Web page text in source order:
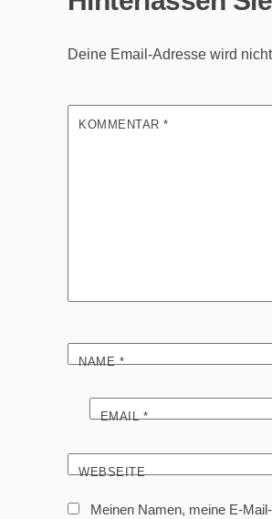
Deine Email-Adresse wird
KOMMENTAR*
NAME*
EMAIL*
WEBSEITE
Meinen Namen, meine E-